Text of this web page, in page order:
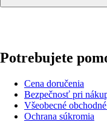
Potrebujete
Cena doručenia
Bezpečnosť pri
Všeobecné
Ochrana súkromia